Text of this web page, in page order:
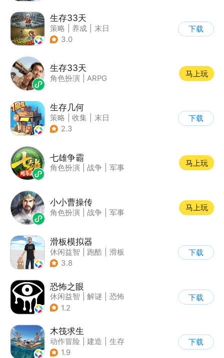
生存33天
策略 养成
末日
| 卡通
3.0
下载
生存33天
角色扮演 ARPG
马上玩
生存几何
策略 收集
末日
| 废土
2.3
下载
七雄争霸
角色扮演 战争 军事
马上玩
小小曹操传
角色扮演 战争 军事
马上玩
滑板模拟器
休闲益智 跑酷
滑板
| 卡通
3.8
下载
恐怖之眼
休闲益智 解谜
恐怖
| 单机
1.2
下载
木筏求生
动作冒险 建造
生存
| 写实
1.9
下载